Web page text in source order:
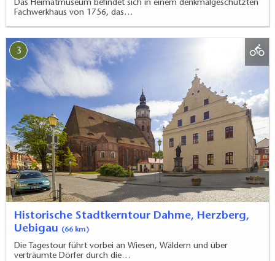
Das Heimatmuseum befindet sich in einem denkmalgeschützten
Fachwerkhaus von 1756, das…
3
Historische Stadtkerntour Dahme, Herzberg,
Uebigau (66 km)
Die Tagestour führt vorbei an Wiesen, Wäldern und über
verträumte Dörfer durch die…